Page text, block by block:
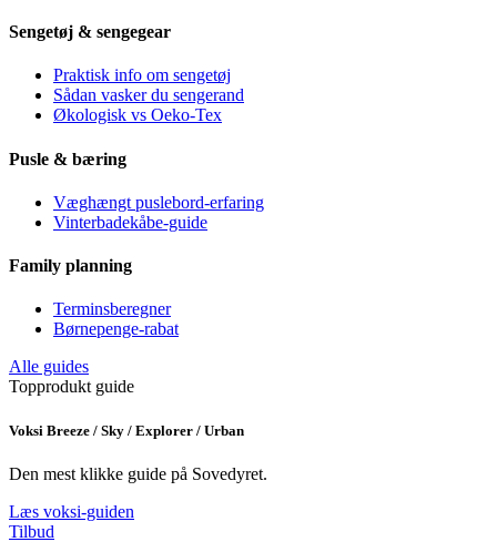
Sengetøj & sengegear
Praktisk info om sengetøj
Sådan vasker du sengerand
Økologisk vs Oeko-Tex
Pusle & bæring
Væghængt puslebord-erfaring
Vinterbadekåbe-guide
Family planning
Terminsberegner
Børnepenge-rabat
Alle guides
Topprodukt guide
Voksi Breeze / Sky / Explorer / Urban
Den mest klikke guide på Sovedyret.
Læs voksi-guiden
Tilbud